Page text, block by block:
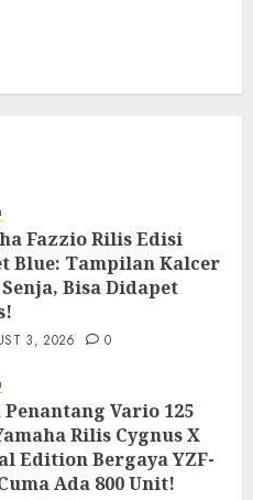
Fazzio Rilis Edisi
Blue: Tampilan Kalcer
Bisa Didapet
3, 2026 0
Penantang Vario 125
Rilis Cygnus X
Edition Bergaya YZF-
Ada 800 Unit!